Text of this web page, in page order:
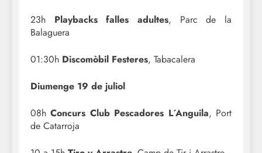
23h Playbacks falles adultes, Parc de la
Balaguera
01:30h Discomòbil Festeres, Tabacalera
Diumenge 19 de juliol
08hConcurs Club Pescadores L´Anguila, Port
de Catarroja